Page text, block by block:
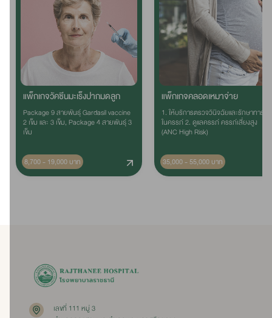
แพ็กเกจวัคซีนมะเร็งปากมดลูก
Package 9 สายพันธุ์ Gardasil vaccine
2 เข็ม และ 3 เข็ม, Package 4 สายพันธุ์ 3
เข็ม
8,700 - 19,000 บาท
แพ็กเกจคลอดเหมาจ่าย
1. ให้บริการตรวจวินิจฉัยและรักษาทารก
ในครรภ์ 2. ดูแลครรภ์ ครรภ์เสี่ยงสูง
(ANC High Risk)
35,000 - 55,000 บาท
เลขที่ 111 หมู่ 3